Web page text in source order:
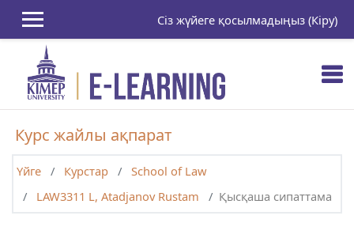
Сіз жүйеге қосылмадыңыз (Кіру)
Курс жайлы ақпарат
Үйге Курстар
School of Law
LAW3311 L, Atadjanov Rustam
Қысқаша сипаттама